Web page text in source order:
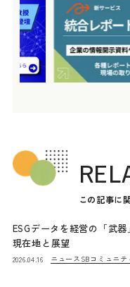
この記事に
ESGデータを経営の「武
現在地と展望
2026.04.16 ニュース SBコミュニ